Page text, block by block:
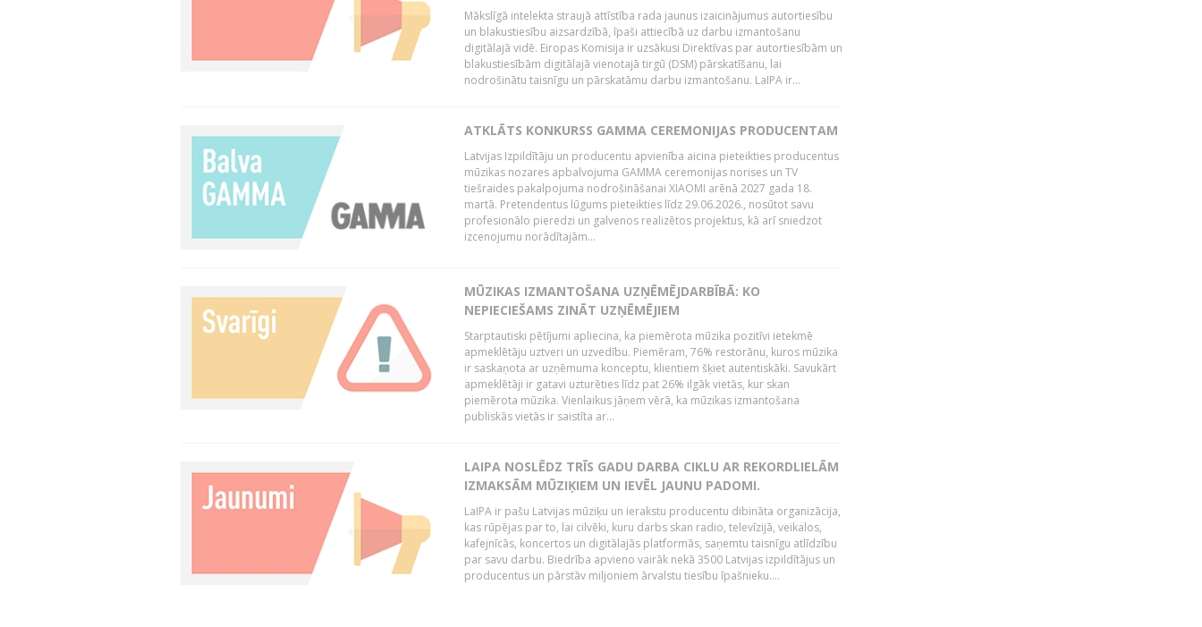
Mākslīgā intelekta straujā attīstība rada jaunus izaicinājumus autortiesību
un blakustiesību aizsardzībā, īpaši attiecībā uz darbu izmantošanu
digitālajā vidē. Eiropas Komisija ir uzsākusi Direktīvas par autortiesībām un
blakustiesībām digitālajā vienotajā tirgū (DSM) pārskatīšanu, lai
nodrošinātu taisnīgu un pārskatāmu darbu izmantošanu. LaIPA ir...
ATKLĀTS KONKURSS GAMMA CEREMONIJAS PRODUCENTAM
Latvijas Izpildītāju un producentu apvienība aicina pieteikties producentus
mūzikas nozares apbalvojuma GAMMA ceremonijas norises un TV
tiešraides pakalpojuma nodrošināšanai XIAOMI arēnā 2027 gada 18.
martā. Pretendentus lūgums pieteikties līdz 29.06.2026., nosūtot savu
profesionālo pieredzi un galvenos realizētos projektus, kā arī sniedzot
izcenojumu norādītajām...
MŪZIKAS IZMANTOŠANA UZŅĒMĒJDARBĪBĀ: KO
NEPIECIEŠAMS ZINĀT UZŅĒMĒJIEM
Starptautiski pētījumi apliecina, ka piemērota mūzika pozitīvi ietekmē
apmeklētāju uztveri un uzvedību. Piemēram, 76% restorānu, kuros mūzika
ir saskaņota ar uzņēmuma konceptu, klientiem šķiet autentiskāki. Savukārt
apmeklētāji ir gatavi uzturēties līdz pat 26% ilgāk vietās, kur skan
piemērota mūzika. Vienlaikus jāņem vērā, ka mūzikas izmantošana
publiskās vietās ir saistīta ar...
LAIPA NOSLĒDZ TRĪS GADU DARBA CIKLU AR REKORDLIELĀM
IZMAKSĀM MŪZIĶIEM UN IEVĒL JAUNU PADOMI.
LaIPA ir pašu Latvijas mūziķu un ierakstu producentu dibināta organizācija,
kas rūpējas par to, lai cilvēki, kuru darbs skan radio, televīzijā, veikalos,
kafejnīcās, koncertos un digitālajās platformās, saņemtu taisnīgu atlīdzību
par savu darbu. Biedrība apvieno vairāk nekā 3500 Latvijas izpildītājus un
producentus un pārstāv miljoniem ārvalstu tiesību īpašnieku....